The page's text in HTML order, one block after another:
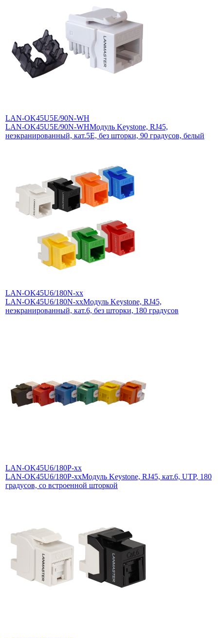
LAN-OK45U5E/90N-WH
LAN-OK45U5E/90N-WHМодуль Keystone, RJ45,
неэкранированный, кат.5E, без шторки, 90 градусов, белый
LAN-OK45U6/180N-xx
LAN-OK45U6/180N-xxМодуль Keystone, RJ45,
неэкранированный, кат.6, без шторки, 180 градусов
LAN-OK45U6/180P-xx
LAN-OK45U6/180P-xxМодуль Keystone, RJ45, кат.6, UTP, 180
градусов, со встроенной шторкой